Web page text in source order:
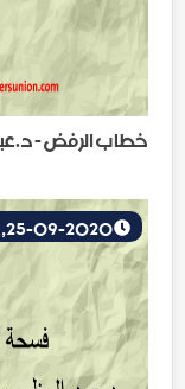
خطاب الرفض -